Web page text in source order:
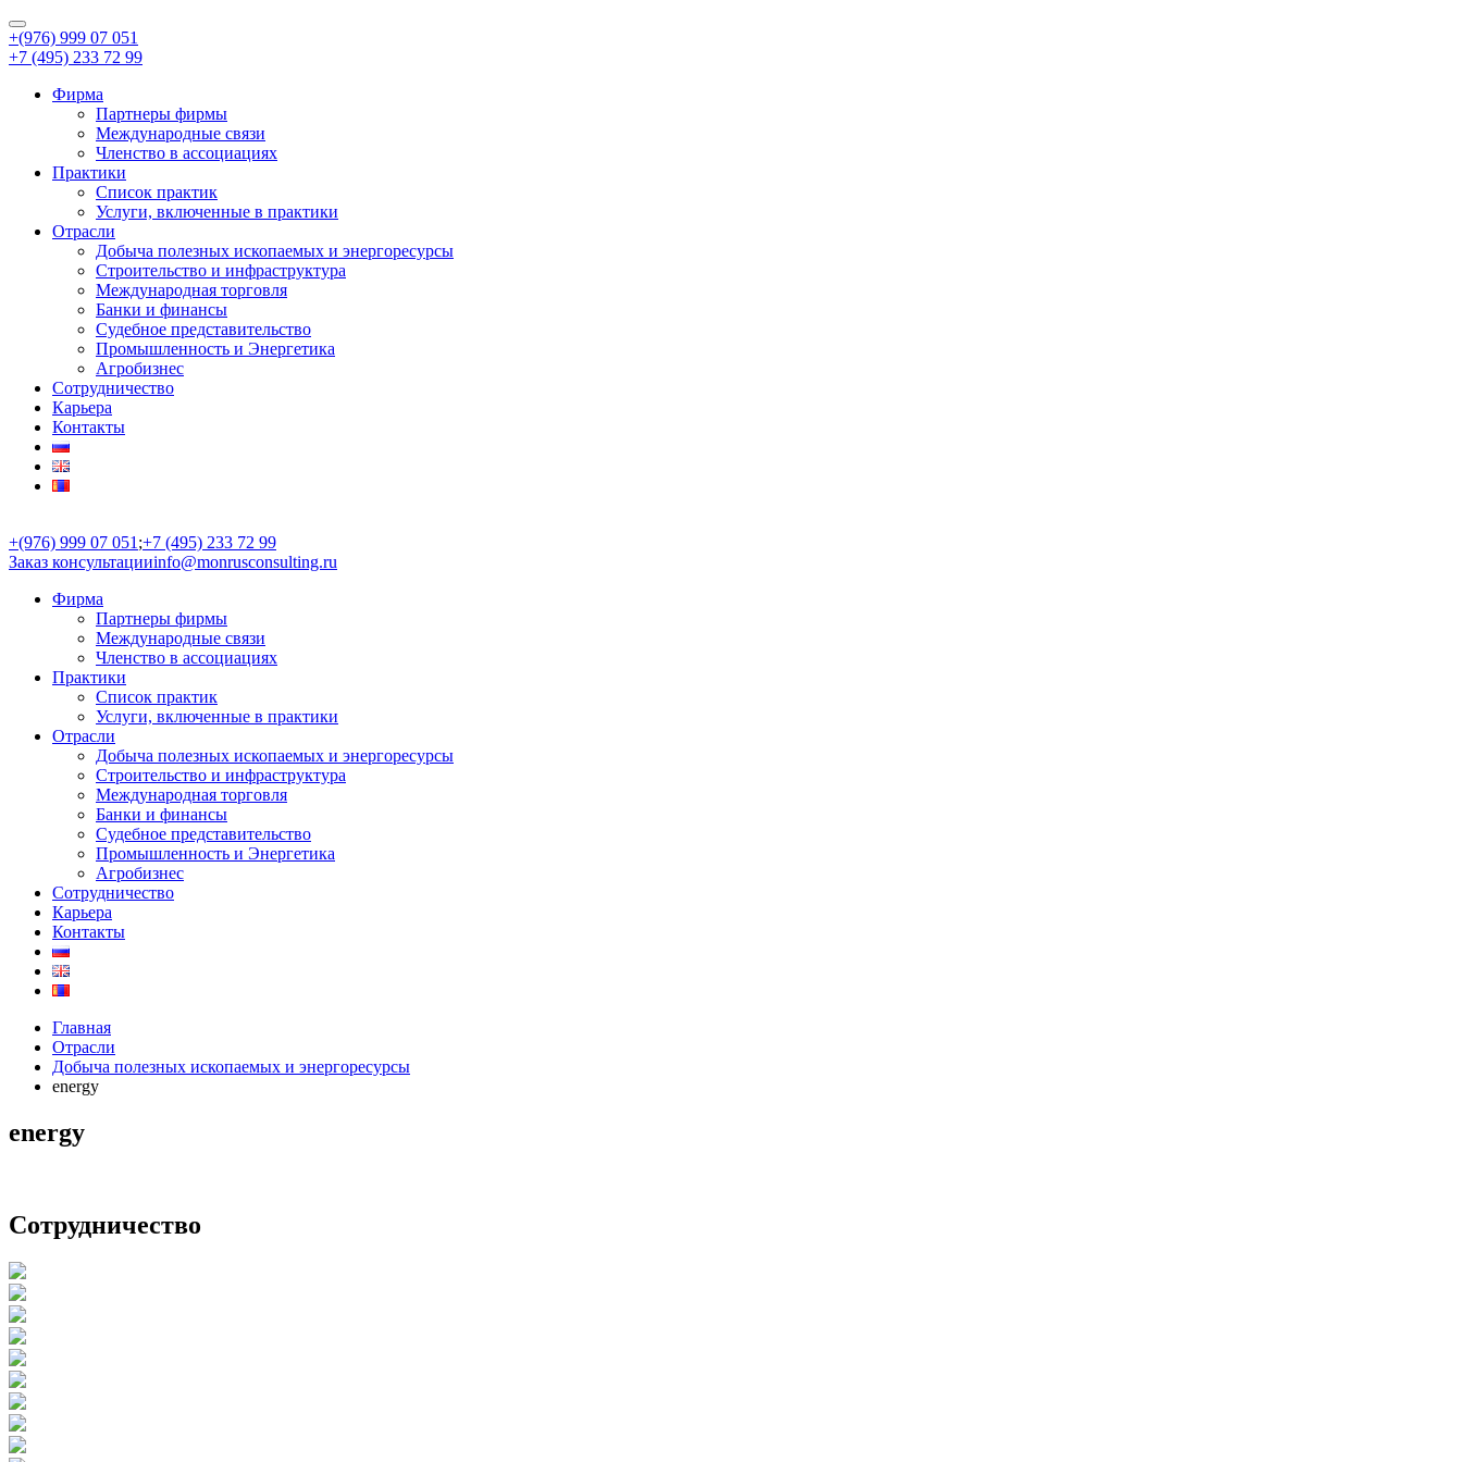
+(976) 999 07 051
+7 (495) 233 72 99
Фирма
Партнеры фирмы
Международные связи
Членство в ассоциациях
Практики
Список практик
Услуги, включенные в практики
Отрасли
Добыча полезных ископаемых и энергоресурсы
Строительство и инфраструктура
Международная торговля
Банки и финансы
Судебное представительство
Промышленность и Энергетика
Агробизнес
Сотрудничество
Карьера
Контакты
+(976) 999 07 051 ;+7 (495) 233 72 99
Заказ консультацииinfo@monrusconsulting.ru
Фирма
Партнеры фирмы
Международные связи
Членство в ассоциациях
Практики
Список практик
Услуги, включенные в практики
Отрасли
Добыча полезных ископаемых и энергоресурсы
Строительство и инфраструктура
Международная торговля
Банки и финансы
Судебное представительство
Промышленность и Энергетика
Агробизнес
Сотрудничество
Карьера
Контакты
Главная
Отрасли
Добыча полезных ископаемых и энергоресурсы
energy
energy
Сотрудничество